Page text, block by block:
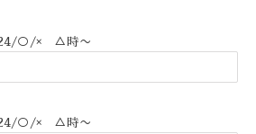
○/× △時〜
○/× △時〜